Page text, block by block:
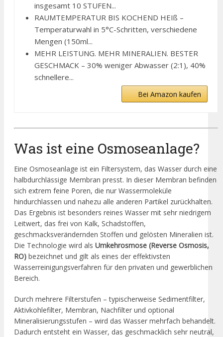
insgesamt 10 STUFEN...
RAUMTEMPERATUR BIS KOCHEND HEIß –
Temperaturwahl in 5°C-Schritten, verschiedene
Mengen (150ml...
MEHR LEISTUNG. MEHR MINERALIEN. BESTER
GESCHMACK – 30% weniger Abwasser (2:1), 40%
schnellere...
Bei Amazon kaufen
Was ist eine Osmoseanlage?
Eine Osmoseanlage ist ein Filtersystem, das Wasser durch eine
halbdurchlässige Membran presst. In dieser Membran befinden
sich extrem feine Poren, die nur Wassermoleküle
hindurchlassen und nahezu alle anderen Partikel zurückhalten.
Das Ergebnis ist besonders reines Wasser mit sehr niedrigem
Leitwert, das frei von Kalk, Schadstoffen,
geschmacksverändernden Stoffen und gelösten Mineralien ist.
Die Technologie wird als Umkehrosmose (Reverse Osmosis,
RO) bezeichnet und gilt als eines der effektivsten
Wasserreinigungsverfahren für den privaten und gewerblichen
Bereich.
Durch mehrere Filterstufen – typischerweise Sedimentfilter,
Aktivkohlefilter, Membran, Nachfilter und optional
Mineralisierungsstufen – wird das Wasser mehrfach behandelt.
Dadurch entsteht ein Wasser, das geschmacklich sehr neutral,